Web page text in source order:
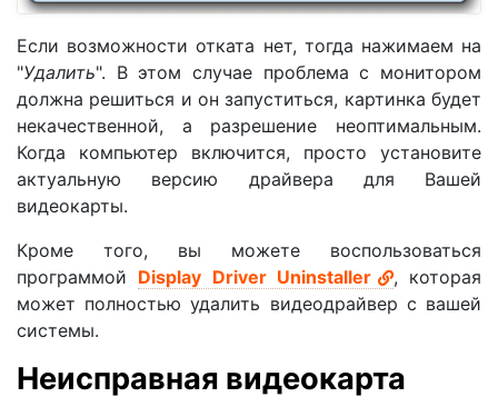
Если возможности отката нет, тогда нажимаем на
"Удалить". В этом случае проблема с монитором
должна решиться и он запуститься, картинка будет
некачественной, а разрешение неоптимальным.
Когда компьютер включится, просто установите
актуальную версию драйвера для Вашей
видеокарты.
Кроме того, вы можете воспользоваться
программой Display Driver Uninstaller
, которая
может полностью удалить видеодрайвер с вашей
системы.
Неисправная видеокарта